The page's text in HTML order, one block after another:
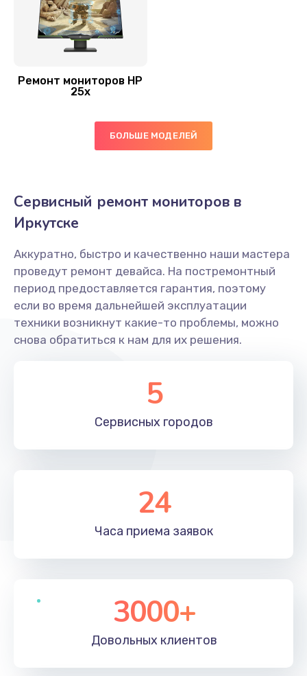
Ремонт мониторов HP
25x
БОЛЬШЕ МОДЕЛЕЙ
Сервисный ремонт мониторов в
Иркутске
Аккуратно, быстро и качественно наши мастера
проведут ремонт девайса. На постремонтный
период предоставляется гарантия, поэтому
если во время дальнейшей эксплуатации
техники возникнут какие-то проблемы, можно
снова обратиться к нам для их решения.
5
Сервисных городов
24
Часа приема заявок
3000+
Довольных клиентов